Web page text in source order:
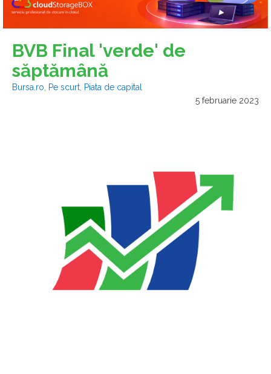
BVB Final 'verde' de
săptămână
Bursa.ro Pe scurt Piata de capital
5 februarie 2023